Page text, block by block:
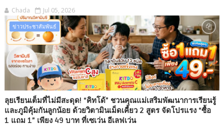
Chada Jul 05, 2026
ข่าวประชาสัมพันธ์
ลุยเรียนเต็มที่ไม่มีสะดุด! “คิทโด้” ชวนคุณแม่เสริมพัฒนาการเรียนรู้
และภูมิคุ้มกันลูกน้อย ด้วยวิตามินเม็ดเคี้ยว 2 สูตร จัดโปรแรง “ซื้อ
1 แถม 1” เพียง 49 บาท ที่เซเว่น อีเลฟเว่น